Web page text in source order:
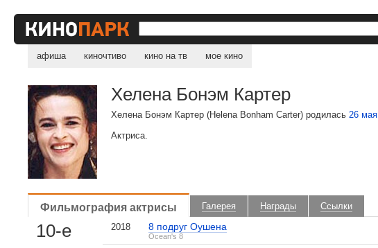
афиша киночтиво кино на тв мое кино
Хелена Бонэм Картер
Хелена Бонэм Картер (Helena Bonham Carter) родилась26 мая
Актриса.
Фильмография актрисы Галерея Награды Ссылки
10-е 2018 8 подруг Оушена
Ocean's 8